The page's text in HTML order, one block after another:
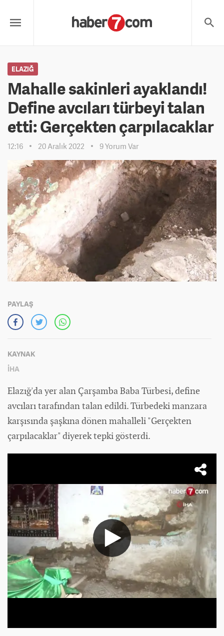
ELAZIĞ
Mahalle sakinleri ayaklandı!
Define avcıları türbeyi talan
etti: Gerçekten çarpılacaklar
12:16 20 Aralık 2022 9 Yorum Var
PAYLAŞ
KAYNAK
İHA
Elazığ'da yer alan Çarşamba Baba Türbesi, define
avcıları tarafından talan edildi. Türbedeki manzara
karşısında şaşkına dönen mahalleli "Gerçekten
çarpılacaklar" diyerek tepki gösterdi.